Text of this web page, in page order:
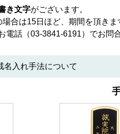
き文字がございます。
合は15日ほど、期間を頂きま
電話（03-3841-6191）でお問
名入れ手法について